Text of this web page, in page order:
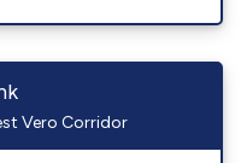
Vero Corridor